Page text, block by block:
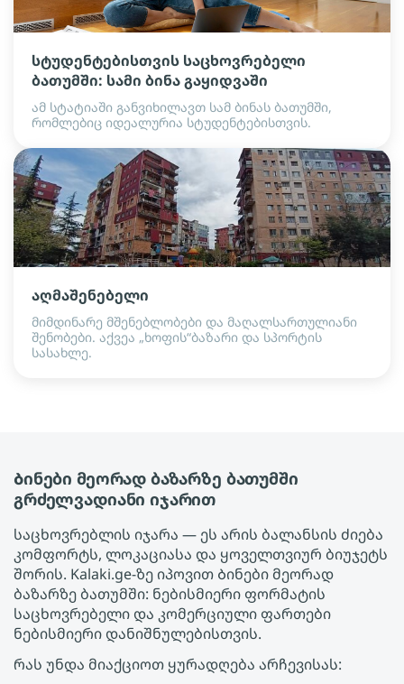
სტუდენტებისთვის საცხოვრებელი
ბათუმში: სამი ბინა გაყიდვაში
ამ სტატიაში განვიხილავთ სამ ბინას ბათუმში,
რომლებიც იდეალურია სტუდენტებისთვის.
აღმაშენებელი
მიმდინარე მშენებლობები და მაღალსართულიანი
შენობები. აქვეა „ხოფის“ბაზარი და სპორტის
სასახლე.
Ბინები მეორად ბაზარზე ბათუმში
გრძელვადიანი იჯარით
საცხოვრებლის იჯარა — ეს არის ბალანსის ძიება
კომფორტს, ლოკაციასა და ყოველთვიურ ბიუჯეტს
შორის. Kalaki.ge-ზე იპოვით Ბინები მეორად
ბაზარზე ბათუმში: ნებისმიერი ფორმატის
საცხოვრებელი და კომერციული ფართები
ნებისმიერი დანიშნულებისთვის.
რას უნდა მიაქციოთ ყურადღება არჩევისას: